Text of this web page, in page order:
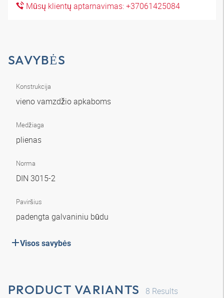
Mūsų klientų aptarnavimas: +37061425084
SAVYBĖS
Konstrukcija
vieno vamzdžio apkaboms
Medžiaga
plienas
Norma
DIN 3015-2
Paviršius
padengta galvaniniu būdu
Visos savybės
PRODUCT VARIANTS 8 Results